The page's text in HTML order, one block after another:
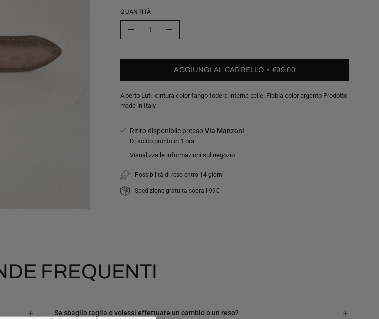
QUANTITÀ
Quantità
Aumenta
AGGIUNGI AL CARRELLO €99,00
Alberto Luti cintura color fango fodera interna pelle. Fibbia color argento Prodotto
made in Italy
Ritiro disponibile pressoVia Manzoni
Di solito pronto in 1 ora
Visualizza le informazioni sul negozio
Possibilità di reso entro 14 giorni
Spedizione gratuita sopra i 99€
FREQUENTI
Se sbaglio taglia o volessi effettuare un cambio o un reso?